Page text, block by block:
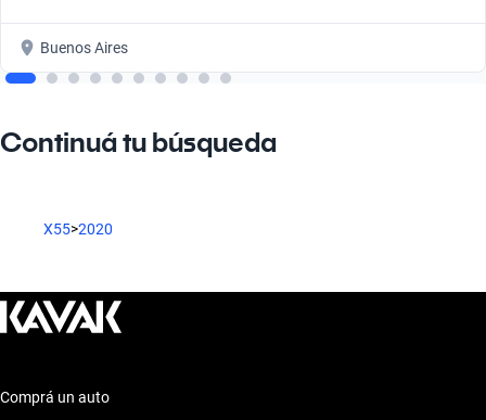
Buenos Aires
Continuá tu búsqueda
X55>2020
Comprá un auto